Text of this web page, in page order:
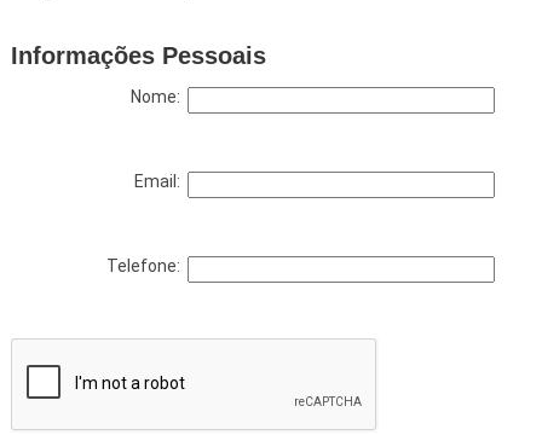
Informações Pessoais
Nome:
Email:
Telefone: